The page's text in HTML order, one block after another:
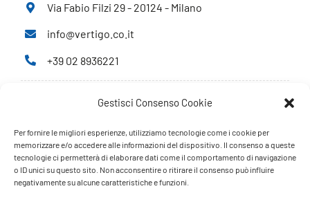
Gestisci Consenso Cookie
Per fornire le migliori esperienze, utilizziamo tecnologie come i cookie per
memorizzare e/o accedere alle informazioni del dispositivo. Il consenso a queste
tecnologie ci permetterà di elaborare dati come il comportamento di navigazione
o ID unici su questo sito. Non acconsentire o ritirare il consenso può influire
negativamente su alcune caratteristiche e funzioni.
Via Fabio Filzi 29 - 20124 - Milano
info@vertigo.co.it
+39 02 8936221
Privacy Policy
Cookie Policy
PARTNERS